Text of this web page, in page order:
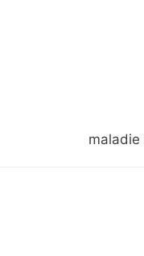
maladie